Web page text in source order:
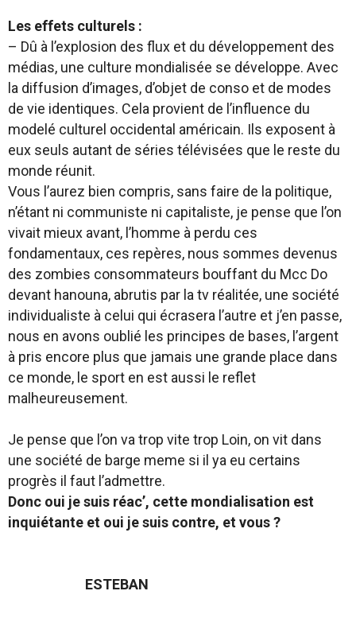
Les effets culturels :
– Dû à l’explosion des flux et du développement des
médias, une culture mondialisée se développe. Avec
la diffusion d’images, d’objet de conso et de modes
de vie identiques. Cela provient de l’influence du
modelé culturel occidental américain. Ils exposent à
eux seuls autant de séries télévisées que le reste du
monde réunit.
Vous l’aurez bien compris, sans faire de la politique,
n’étant ni communiste ni capitaliste, je pense que l’on
vivait mieux avant, l’homme à perdu ces
fondamentaux, ces repères, nous sommes devenus
des zombies consommateurs bouffant du Mcc Do
devant hanouna, abrutis par la tv réalitée, une société
individualiste à celui qui écrasera l’autre et j’en passe,
nous en avons oublié les principes de bases, l’argent
à pris encore plus que jamais une grande place dans
ce monde, le sport en est aussi le reflet
malheureusement.
Je pense que l’on va trop vite trop Loin, on vit dans
une société de barge meme si il ya eu certains
progrès il faut l’admettre.
Donc oui je suis réac’, cette mondialisation est
inquiétante et oui je suis contre, et vous ?
ESTEBAN